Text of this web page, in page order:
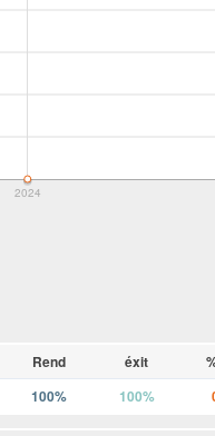
2024
Rend éxit
100% 100%